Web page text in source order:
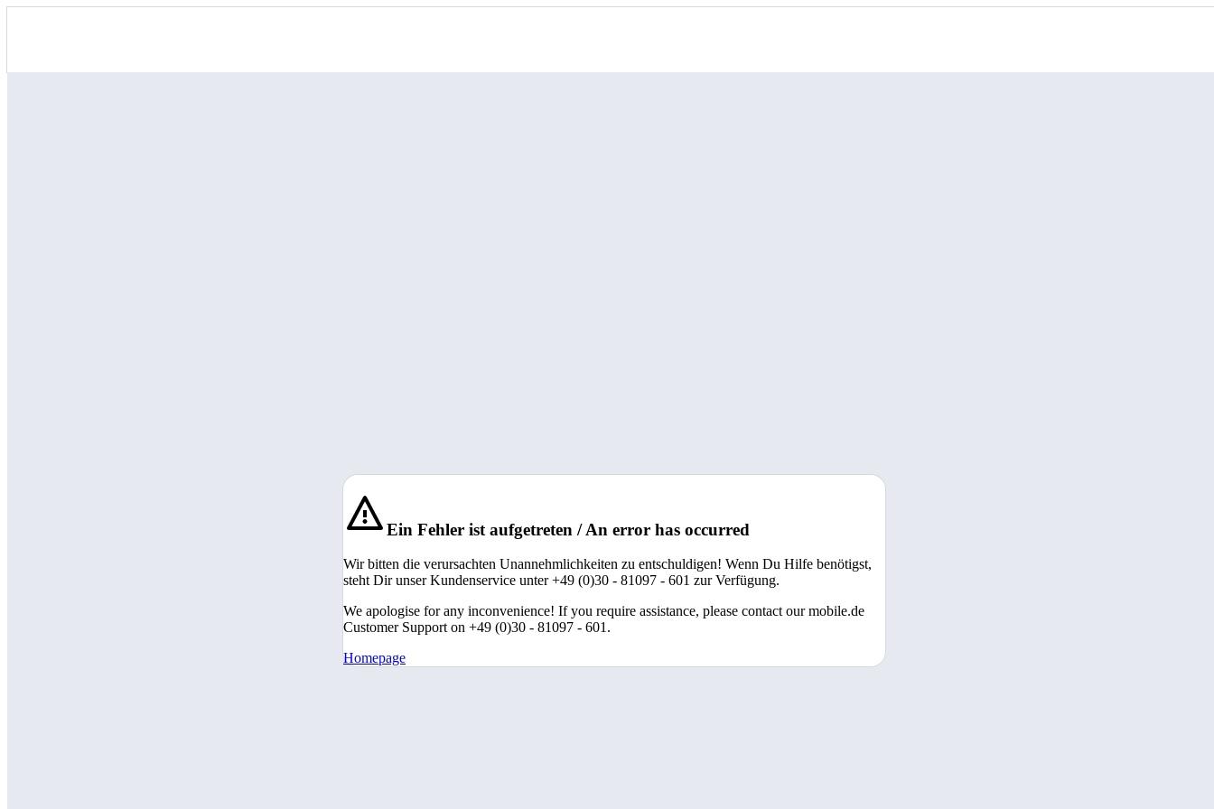
Ein Fehler ist aufgetreten / An error has occurred
Wir bitten die verursachten Unannehmlichkeiten zu entschuldigen! Wenn Du Hilfe benötigst,
steht Dir unser Kundenservice unter +49 (0)30 - 81097 - 601 zur Verfügung.
We apologise for any inconvenience! If you require assistance, please contact our mobile.de
Customer Support on +49 (0)30 - 81097 - 601.
Homepage